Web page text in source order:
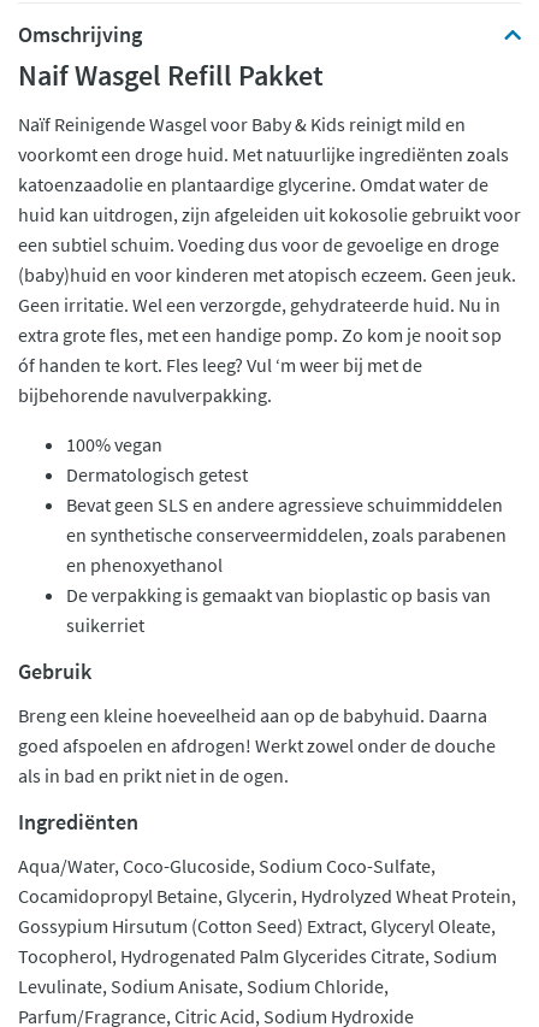
Omschrijving
Naif Wasgel Refill Pakket
Naïf Reinigende Wasgel voor Baby & Kids reinigt mild en
voorkomt een droge huid. Met natuurlijke ingrediënten zoals
katoenzaadolie en plantaardige glycerine. Omdat water de
huid kan uitdrogen, zijn afgeleiden uit kokosolie gebruikt voor
een subtiel schuim. Voeding dus voor de gevoelige en droge
(baby)huid en voor kinderen met atopisch eczeem. Geen jeuk.
Geen irritatie. Wel een verzorgde, gehydrateerde huid. Nu in
extra grote fles, met een handige pomp. Zo kom je nooit sop
óf handen te kort. Fles leeg? Vul ‘m weer bij met de
bijbehorende navulverpakking.
100% vegan
Dermatologisch getest
Bevat geen SLS en andere agressieve schuimmiddelen
en synthetische conserveermiddelen, zoals parabenen
en phenoxyethanol
De verpakking is gemaakt van bioplastic op basis van
suikerriet
Gebruik
Breng een kleine hoeveelheid aan op de babyhuid. Daarna
goed afspoelen en afdrogen! Werkt zowel onder de douche
als in bad en prikt niet in de ogen.
Ingrediënten
Aqua/Water, Coco-Glucoside, Sodium Coco-Sulfate,
Cocamidopropyl Betaine, Glycerin, Hydrolyzed Wheat Protein,
Gossypium Hirsutum (Cotton Seed) Extract, Glyceryl Oleate,
Tocopherol, Hydrogenated Palm Glycerides Citrate, Sodium
Levulinate, Sodium Anisate, Sodium Chloride,
Parfum/Fragrance, Citric Acid, Sodium Hydroxide